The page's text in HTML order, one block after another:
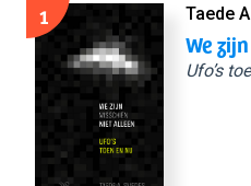
1 Taede
We
Ufo’s